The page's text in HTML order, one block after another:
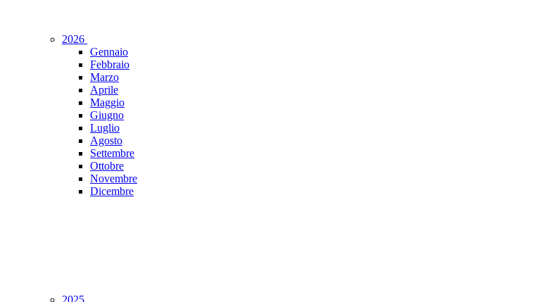
2026
Gennaio
Febbraio
Marzo
Aprile
Maggio
Giugno
Luglio
Agosto
Settembre
Ottobre
Novembre
Dicembre